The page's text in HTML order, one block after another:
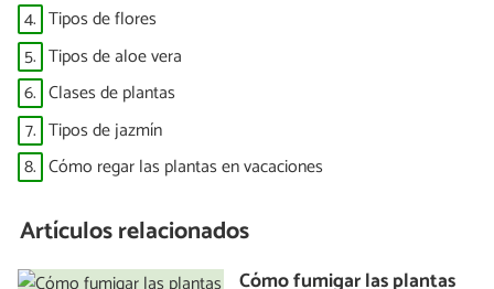
4. Tipos de flores
5. Tipos de aloe vera
6. Clases de plantas
7. Tipos de jazmín
8. Cómo regar las plantas en vacaciones
Artículos relacionados
Cómo fumigar las plantas